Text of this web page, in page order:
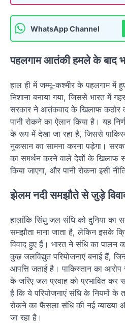
WhatsApp Channel
पहलगाम आतंकी हमले के बाद
हाल ही में जम्मू-कश्मीर के पहलगाम में
निशाना बनाया गया, जिससे भारत में
सरकार ने आतंकवाद के खिलाफ कठोर
पानी रोकने का ऐलान किया है। यह
के रूप में देखा जा रहा है, जिससे
नुकसान का सामना करना पड़ेगा।
का समर्थन करने वाले देशों के खिलाफ
किया जाएगा, और पानी रोकना इसी
झेलम नदी समझौते से जुड़े
हालांकि सिंधु जल संधि को दुनिया
समझौता माना जाता है, लेकिन इसके
विवाद हुए हैं। भारत ने संधि का
कुछ जलविद्युत परियोजनाएं बनाई हैं,
आपत्ति जताई है। पाकिस्तान का आरोप
के जरिए जल प्रवाह को प्रभावित कर
है कि ये परियोजनाएं संधि के नियमों के
रोकने का फैसला संधि की नई व्याख्या
जा रहा है।